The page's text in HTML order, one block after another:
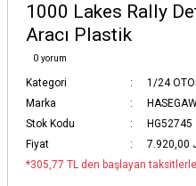
1000 Lakes Rally
Aracı Plastik
0 yorum
Kategori
1/24
Marka
Stok Kodu
HG52745
Fiyat
7.920,00
*305,77 TL den başlayan